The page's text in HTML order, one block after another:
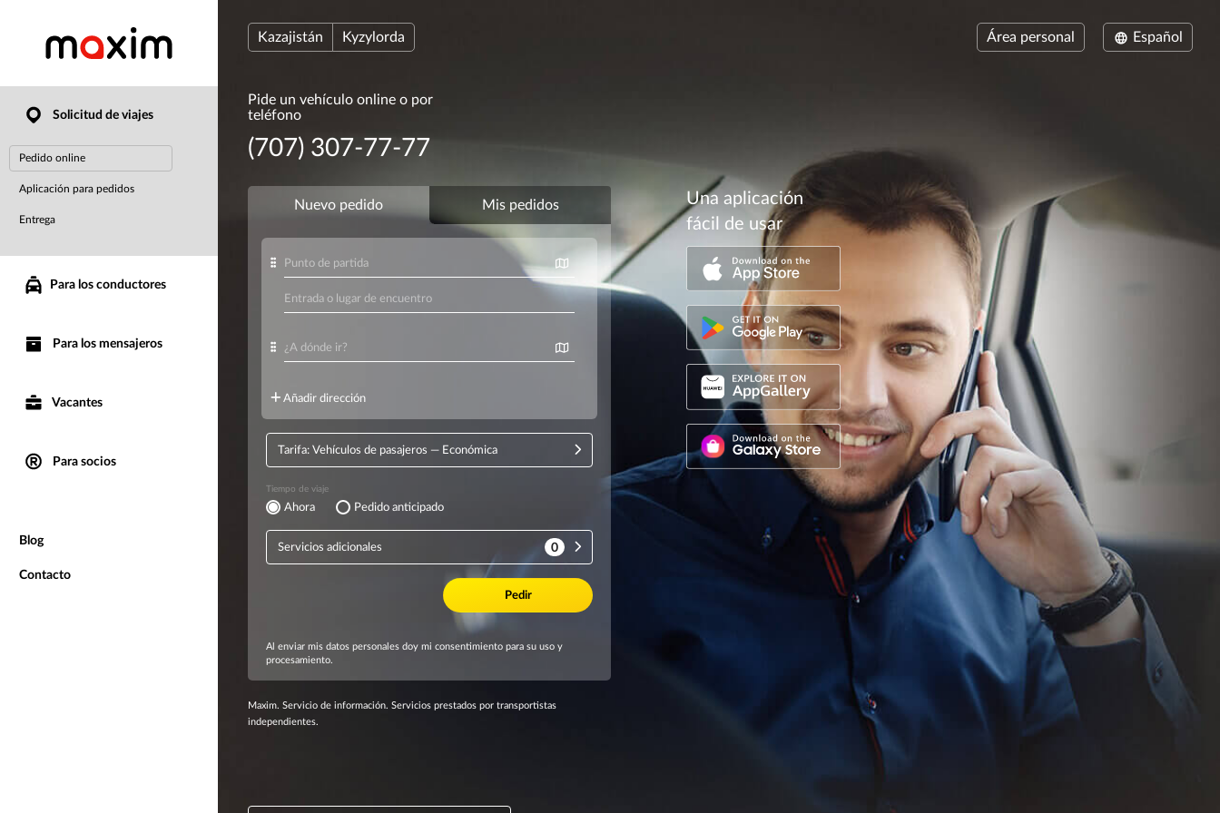
Solicitud de viajes
Pedido online
Aplicación para pedidos
Entrega
Para los conductores
Para los mensajeros
Vacantes
Para socios
Blog
Contacto
Kazajistán Kyzylorda Área personal Español
Pide un vehículo online o por
teléfono
(707) 307-77-77
Maxim. Servicio de información. Servicios prestados por transportistas
independientes.
Una aplicación
fácil de usar